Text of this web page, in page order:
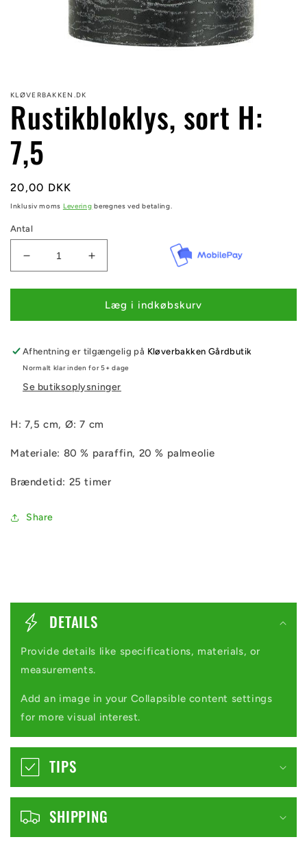
i
modus
KLØVERBAKKEN.DK
Rustikbloklys, sort H:
7,5
Normalpris
20,00 DKK
Inklusiv moms Levering beregnes ved betaling.
Antal
Reducer
antallet
for
sort
7,5
Øg
antallet
for
Rustikbloklys,
sort
7,5
Læg i indkøbskurv
Afhentning er tilgængelig på Kløverbakken Gårdbutik
Normalt klar inden for 5+ dage
Se butiksoplysninger
H: 7,5 cm, Ø: 7 cm
Materiale: 80 % paraffin, 20 % palmeolie
Brændetid: 25 timer
Share
I
d
d
e
DETAILS
Provide details like specifications, materials, or
measurements.
Add an image in your Collapsible content settings
for more visual interest.
TIPS
SHIPPING